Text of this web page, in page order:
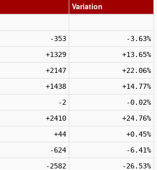
Variation
-353 -3.63%
+1329 +13.65%
+2147 +22.06%
+1438 +14.77%
-2 -0.02%
+2410 +24.76%
+44 +0.45%
-624 -6.41%
-2582 -26.53%